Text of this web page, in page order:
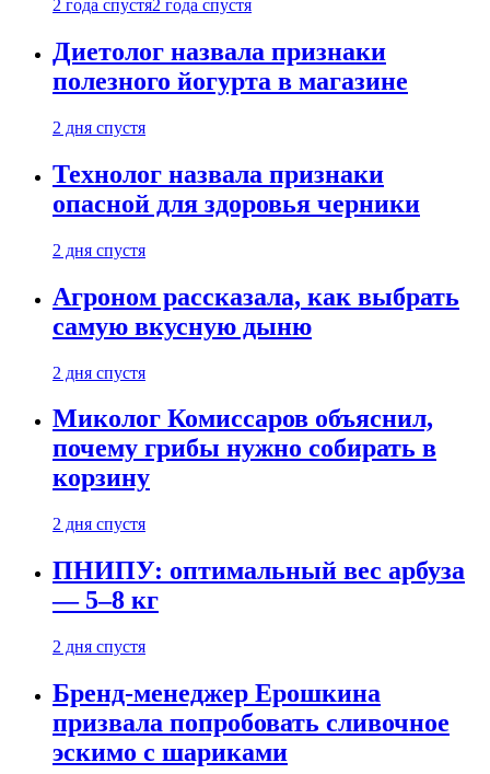
2 года спустя2 года спустя
Диетолог назвала признаки
полезного йогурта в магазине
2 дня спустя
Технолог назвала признаки
опасной для здоровья черники
2 дня спустя
Агроном рассказала, как выбрать
самую вкусную дыню
2 дня спустя
Миколог Комиссаров объяснил,
почему грибы нужно собирать в
корзину
2 дня спустя
ПНИПУ: оптимальный вес арбуза
— 5–8 кг
2 дня спустя
Бренд-менеджер Ерошкина
призвала попробовать сливочное
эскимо с шариками